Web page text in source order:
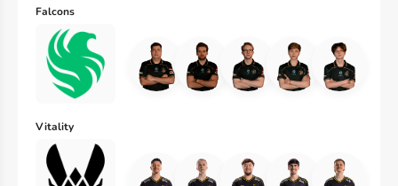
Falcons
Vitality